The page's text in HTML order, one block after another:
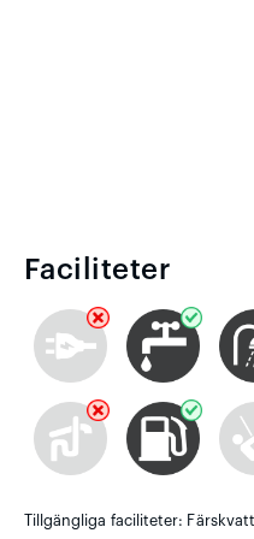
Faciliteter
Tillgängliga faciliteter: